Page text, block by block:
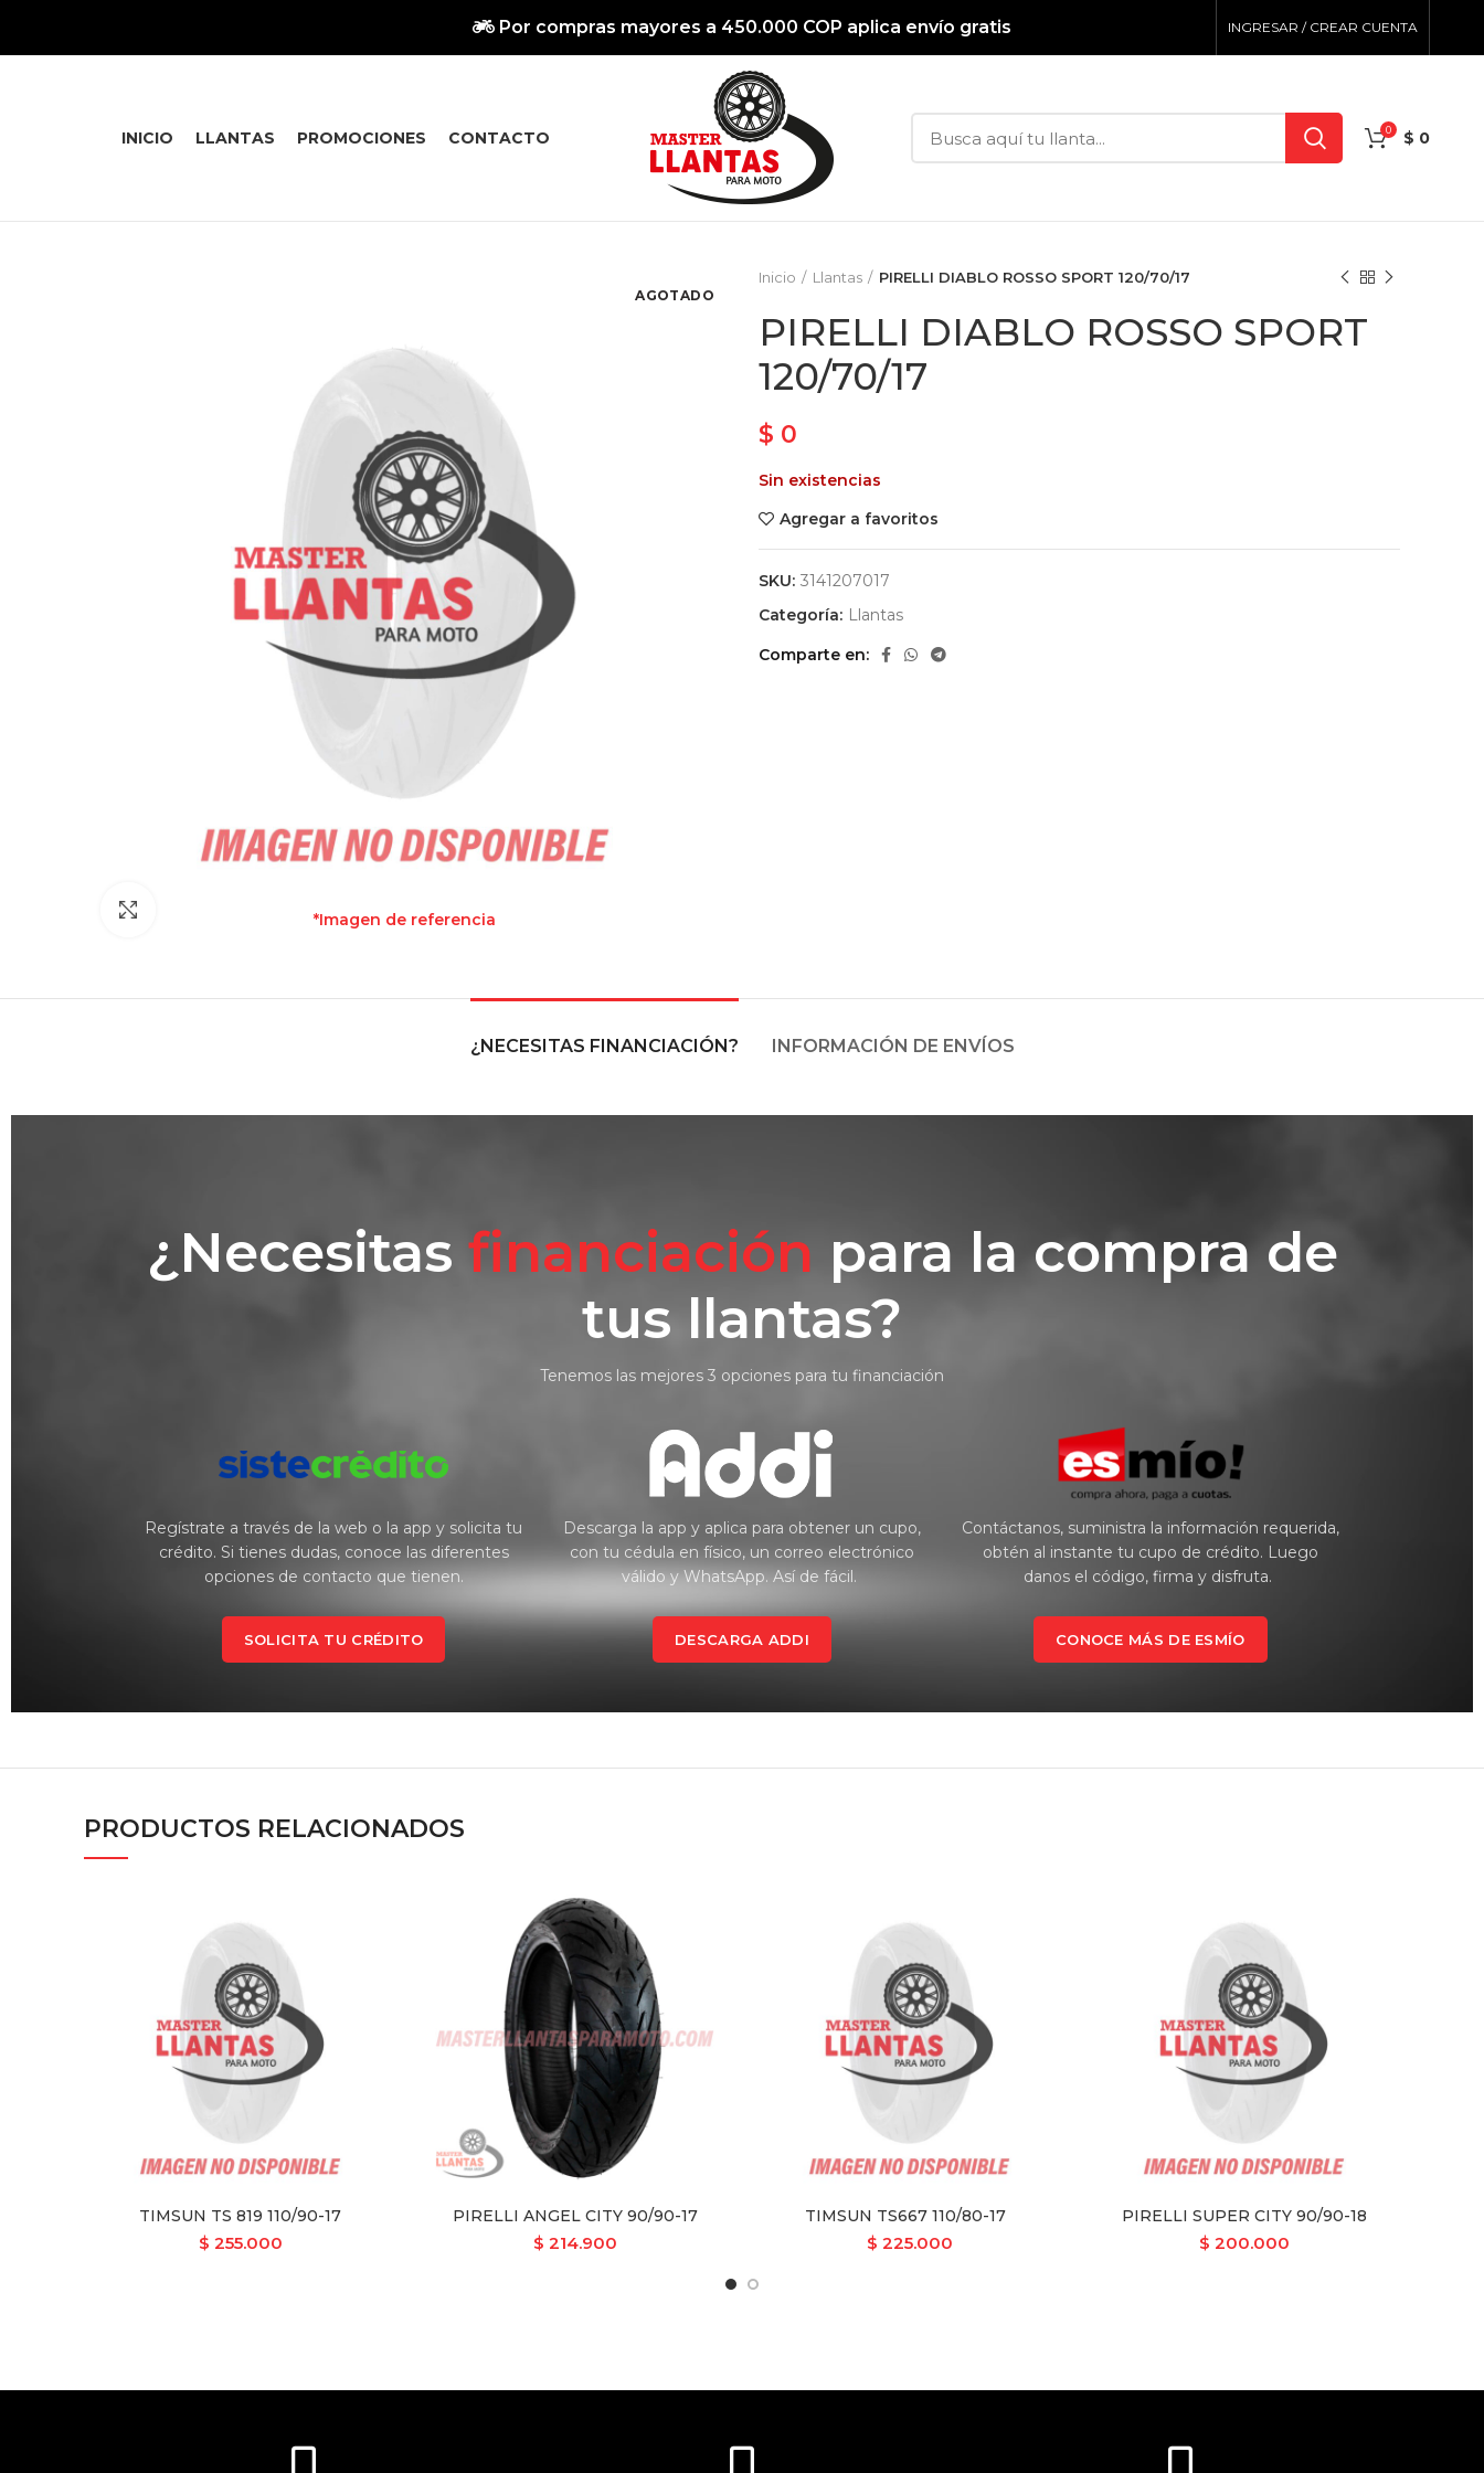
Por compras mayores a 450.000 COP aplica envío gratis INGRESAR / CREAR CUENTA
INICIO LLANTAS PROMOCIONES CONTACTO 0 $ 0
AGOTADO
*Imagen de referencia
Inicio Llantas PIRELLI DIABLO ROSSO SPORT 120/70/17
PIRELLI DIABLO ROSSO SPORT
120/70/17
$ 0
Sin existencias
Agregar a favoritos
SKU: 3141207017
Categoría: Llantas
Comparte en
¿NECESITAS FINANCIACIÓN? INFORMACIÓN DE ENVÍOS
¿Necesitas financiación para la compra de
tus llantas?
Tenemos las mejores 3 opciones para tu financiación
Regístrate a través de la web o la app y solicita tu
crédito. Si tienes dudas, conoce las diferentes
opciones de contacto que tienen.
SOLICITA TU CRÉDITO
Descarga la app y aplica para obtener un cupo,
con tu cédula en físico, un correo electrónico
válido y WhatsApp. Así de fácil.
DESCARGA ADDI
Contáctanos, suministra la información requerida,
obtén al instante tu cupo de crédito. Luego
danos el código, firma y disfruta.
CONOCE MÁS DE ESMÍO
PRODUCTOS RELACIONADOS
TIMSUN TS 819 110/90-17
$ 255.000
PIRELLI ANGEL CITY 90/90-17
$ 214.900
TIMSUN TS667 110/80-17
$ 225.000
PIRELLI SUPER CITY 90/90-18
$ 200.000